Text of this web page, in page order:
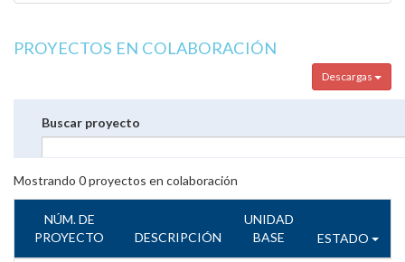
PROYECTOS EN COLABORACIÓN
Descargas
Buscar proyecto
Mostrando 0proyectos en colaboración
NÚM. DE
PROYECTO
DESCRIPCIÓN
UNIDAD
BASE
ESTADO